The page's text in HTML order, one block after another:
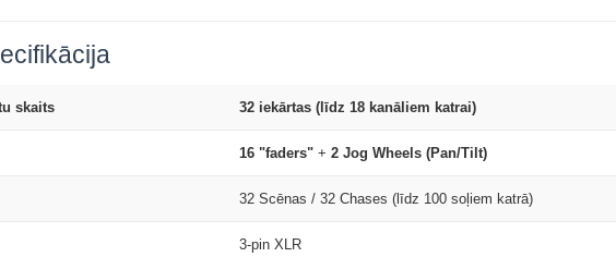
skaits 32 iekārtas (līdz 18 kanāliem katrai)
16 "faders" + 2 Jog Wheels (Pan/Tilt)
32 Scēnas / 32 Chases (līdz 100 soļiem katrā)
3-pin XLR